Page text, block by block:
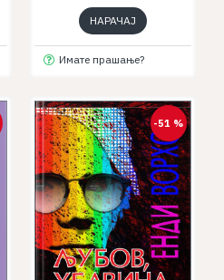
НАРАЧАЈ
Имате прашање?
-51 %